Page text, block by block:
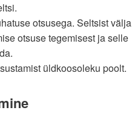
otsusega. Seltsist välja
otsuse tegemisest ja selle
üldkoosoleku poolt.